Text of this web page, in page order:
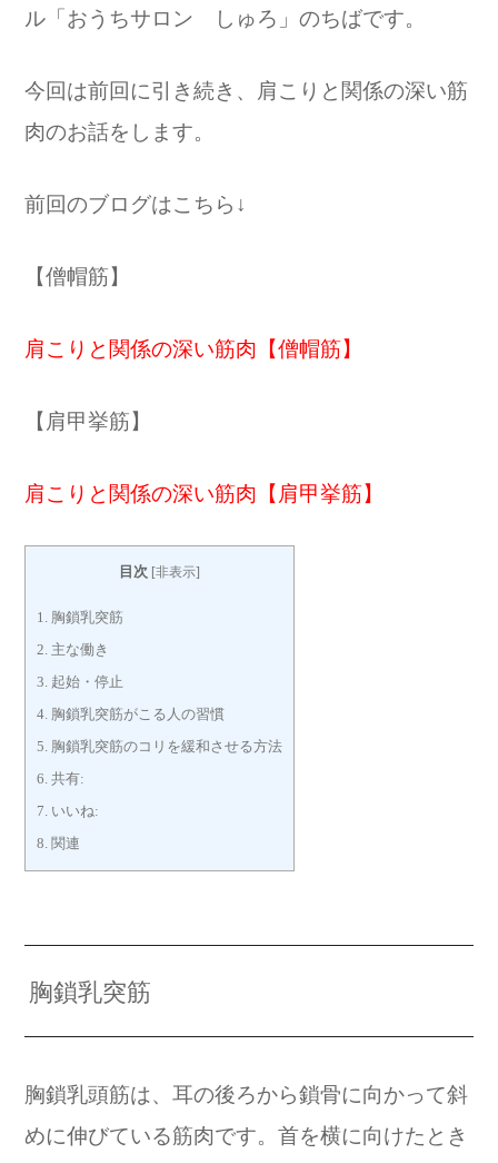
ル「おうちサロン しゅろ」のちばです。
今回は前回に引き続き、肩こりと関係の深い筋
肉のお話をします。
前回のブログはこちら↓
【僧帽筋】
肩こりと関係の深い筋肉【僧帽筋】
【肩甲挙筋】
肩こりと関係の深い筋肉【肩甲挙筋】
目次 [非表示]
1.
胸鎖乳突筋
2. 主な働き
3. 起始・停止
4. 胸鎖乳突筋がこる人の習慣
5. 胸鎖乳突筋のコリを緩和させる方法
6. 共有:
7. いいね:
8. 関連
胸鎖乳突筋
胸鎖乳頭筋は、耳の後ろから鎖骨に向かって斜
めに伸びている筋肉です。首を横に向けたとき